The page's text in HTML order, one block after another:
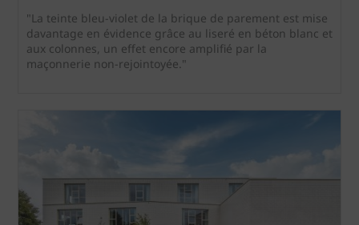
"La teinte bleu-violet de la brique de parement est mise
davantage en évidence grâce au liseré en béton blanc et
aux colonnes, un effet encore amplifié par la
maçonnerie non-rejointoyée."